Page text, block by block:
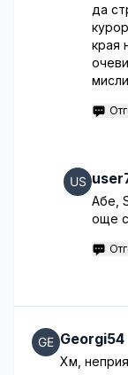
да
края
Абе,
още
Georgi54
Хм,